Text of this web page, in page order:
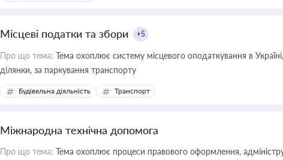
Місцеві податки та збори +5
Про що тема: Тема охоплює систему місцевого оподаткування в
ділянки, за паркування транспорту
Будівельна діяльність Транспорт
Міжнародна технічна допомога
Про що тема: Тема охоплює процеси правового оформлення,